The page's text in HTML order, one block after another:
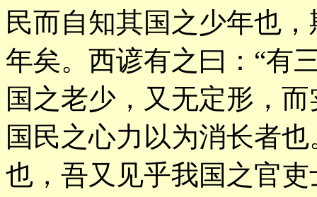
民而自知其国之少年也
年矣。西谚有之曰：“有
国之老少，又无定形，而
国民之心力以为消长者
也，吾又见乎我国之官吏